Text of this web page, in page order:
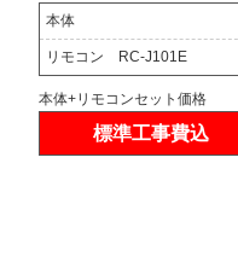
本体
リモコン RC-J101E
本体+リモコンセット価格
標準工事費込